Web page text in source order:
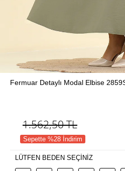
Fermuar Detaylı Modal Elbise
1.562,50TL
Sepette %28 İndirim
LÜTFEN BEDEN SEÇİNİZ